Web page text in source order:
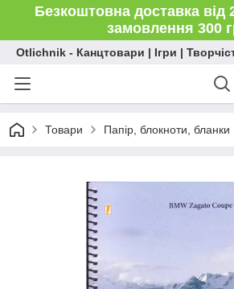
Безкоштовна доставка від
замовлення 300
Otlichnik - Канцтовари | Ігри |
Товари Папір, блокноти, бланки